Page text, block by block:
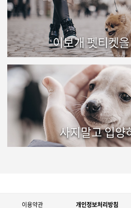
이보개 펫티켓
사지말고 입양
이용약관 개인정보처리방침